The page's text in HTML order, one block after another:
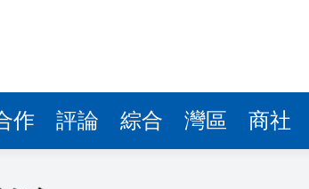
作 評論 綜合 灣區 商社
消費
受市民歡迎掀起文化熱潮
入火海 女司機及時逃生
「第二曲線」加速崛起